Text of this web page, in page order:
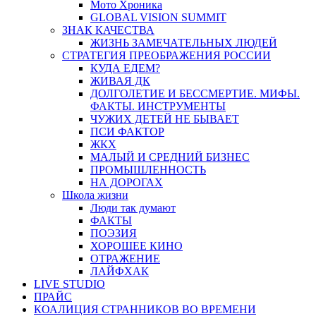
Мото Хроника
GLOBAL VISION SUMMIT
ЗНАК КАЧЕСТВА
ЖИЗНЬ ЗАМЕЧАТЕЛЬНЫХ ЛЮДЕЙ
СТРАТЕГИЯ ПРЕОБРАЖЕНИЯ РОССИИ
КУДА ЕДЕМ?
ЖИВАЯ ДК
ДОЛГОЛЕТИЕ И БЕССМЕРТИЕ. МИФЫ.
ФАКТЫ. ИНСТРУМЕНТЫ
ЧУЖИХ ДЕТЕЙ НЕ БЫВАЕТ
ПСИ ФАКТОР
ЖКХ
МАЛЫЙ И СРЕДНИЙ БИЗНЕС
ПРОМЫШЛЕННОСТЬ
НА ДОРОГАХ
Школа жизни
Люди так думают
ФАКТЫ
ПОЭЗИЯ
ХОРОШЕЕ КИНО
ОТРАЖЕНИЕ
ЛАЙФХАК
LIVE STUDIO
ПРАЙС
КОАЛИЦИЯ СТРАННИКОВ ВО ВРЕМЕНИ